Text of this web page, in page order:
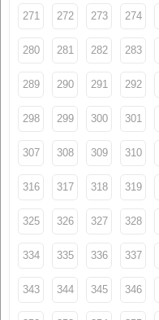
271 272 273 274
280 281 282 283
289 290 291 292
298 299 300 301
307 308 309 310
316 317 318 319
325 326 327 328
334 335 336 337
343 344 345 346